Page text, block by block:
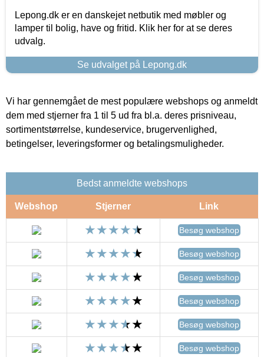
Lepong.dk er en danskejet netbutik med møbler og
lamper til bolig, have og fritid. Klik her for at se deres
udvalg.
Se udvalget på Lepong.dk
Vi har gennemgået de mest populære webshops og anmeldt
dem med stjerner fra 1 til 5 ud fra bl.a. deres prisniveau,
sortimentstørrelse, kundeservice, brugervenlighed,
betingelser, leveringsformer og betalingsmuligheder.
Bedst anmeldte webshops
Webshop Stjerner Link
Besøg webshop
Besøg webshop
Besøg webshop
Besøg webshop
Besøg webshop
Besøg webshop